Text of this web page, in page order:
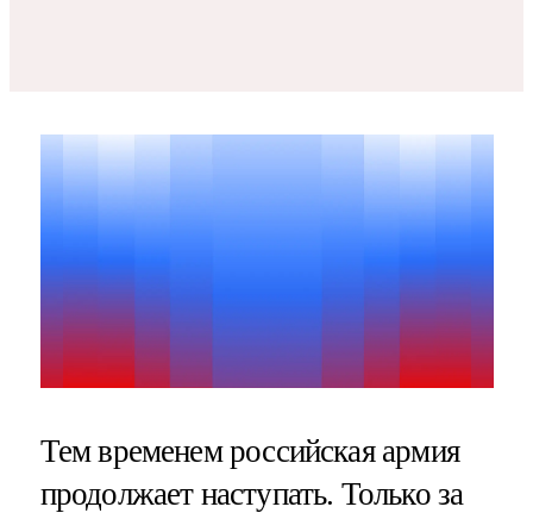
Тем временем российская армия
продолжает наступать. Только за